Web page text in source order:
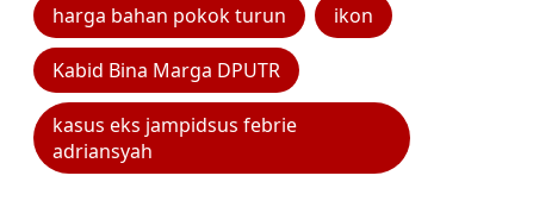
harga bahan pokok turun ikon
Kabid Bina Marga DPUTR
kasus eks jampidsus febrie
adriansyah